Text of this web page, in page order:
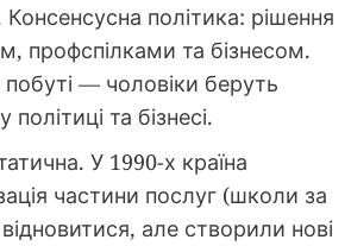
політика: рішення
профспілками та бізнесом.
— чоловіки беруть
та бізнесі.
У 1990-х країна
частини послуг (школи за
але створили нові